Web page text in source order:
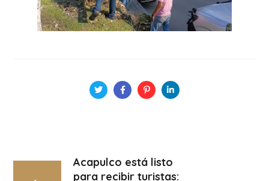
Acapulco está listo
para recibir turistas: